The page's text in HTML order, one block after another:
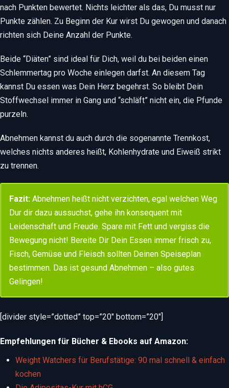
nach Punkten bewertet. Nichts leichter als das, Du musst nur
Punkte zählen. Zu Beginn der Kur wirst Du gewogen und danach
richten sich Deine Anzahl der Punkte.
Beide “Diäten” sind ideal für Dich, weil du bei beiden einen
Schlemmertag pro Woche einlegen darfst. An diesem Tag
kannst Du essen was Dein Herz begehrst. So bleibt Dein
Stoffwechsel immer in Gang und “schläft” nicht ein, die Pfunde
purzeln.
Abnehmen kannst du auch durch die sogenannte Trennkost,
welches nichts anderes heißt, Kohlenhydrate und Eiweiß strikt
zu trennen.
Fazit: Abnehmen heißt nicht verzichten, egal welchen Weg
Dur dir dazu aussuchst, gehe ihn konsequent mit
Leidenschaft und Freude. Spare mit Fett und vergiss die
Bewegung nicht! Bereite Dir Dein Essen immer frisch zu,
Fisch, Gemüse und Fleisch sollten Deinen Speiseplan
bestimmen. Das ist gesund Abnehmen – also gutes
Gelingen!
[divider style=”dotted” top=”20″ bottom=”20″]
Empfehlungen für Bücher & Ebooks auf Amazon:
Weight Watchers für Berufstätige: 90 mal schnell & einfach
kochen